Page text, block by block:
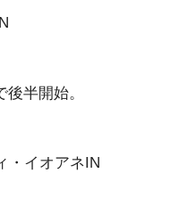
半開始。
・イオアネIN